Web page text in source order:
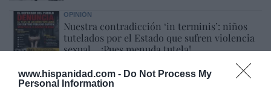
www.hispanidad.com - Do Not Process My
Personal Information
OPINIÓN
Nuestra contradicción ‘in terminis’: niños
tutelados por el Estado que sufren violencia
sexual… ¡Pues menuda tutela!